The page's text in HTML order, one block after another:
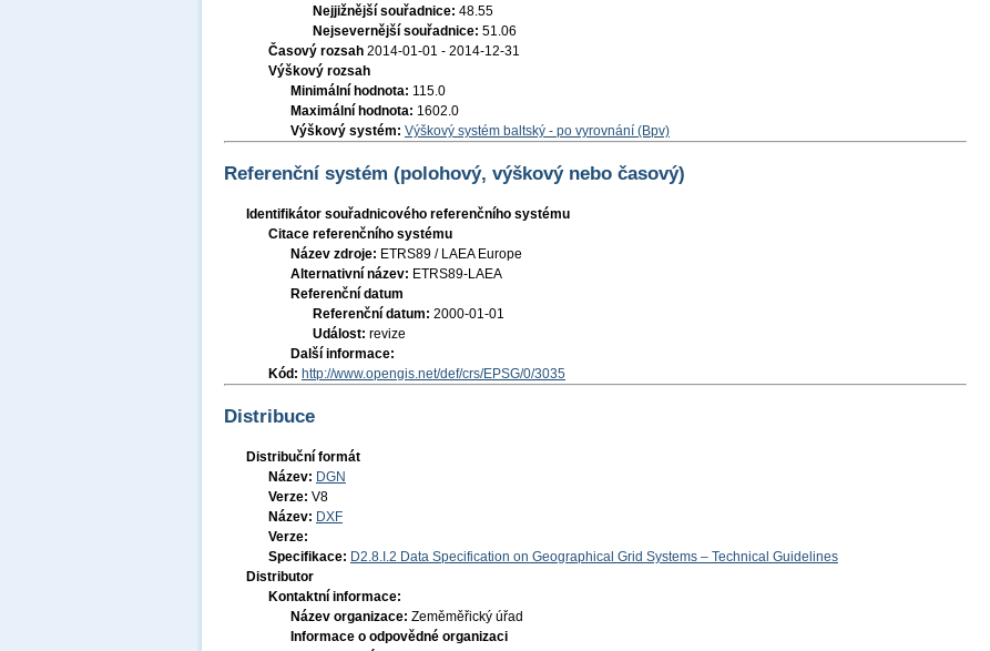
Nejjižnější souřadnice: 48.55
Nejsevernější souřadnice: 51.06
Časový rozsah 2014-01-01 - 2014-12-31
Výškový rozsah
Minimální hodnota: 115.0
Maximální hodnota: 1602.0
Výškový systém: Výškový systém baltský - po vyrovnání (Bpv)
Referenční systém (polohový, výškový nebo časový)
Identifikátor souřadnicového referenčního systému
Citace referenčního systému
Název zdroje: ETRS89 / LAEA Europe
Alternativní název: ETRS89-LAEA
Referenční datum
Referenční datum: 2000-01-01
Událost: revize
Další informace:
Kód: http://www.opengis.net/def/crs/EPSG/0/3035
Distribuce
Distribuční formát
Název: DGN
Verze: V8
Název: DXF
Verze:
Specifikace: D2.8.I.2 Data Specification on Geographical Grid Systems – Technical Guidelines
Distributor
Kontaktní informace:
Název organizace: Zeměměřický úřad
Informace o odpovědné organizaci